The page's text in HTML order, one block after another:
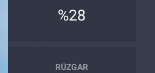
%28
RÜZGAR